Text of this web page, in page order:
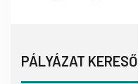
PÁLYÁZAT KERESŐ